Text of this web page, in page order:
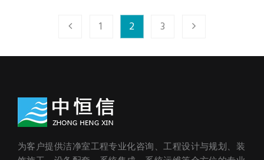
1 2 3
为客户提供洁净室工程专业化咨询、工程设计与规划、装